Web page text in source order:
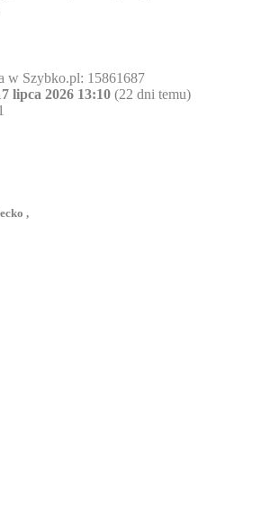
w Szybko.pl: 15861687
lipca 2026 13:10 (22 dni temu)
,